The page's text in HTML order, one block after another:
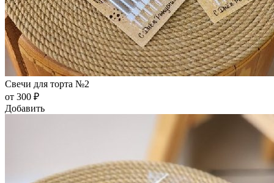
Свечи для торта №2
от 300 ₽
Добавить